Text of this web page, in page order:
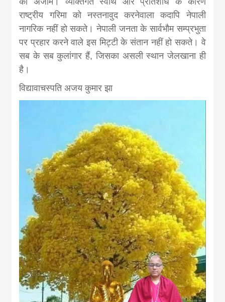
राष्ट्रीय गरिमा को नस्तनावुद करनेवाला कदापि नेपाली
नागरिक नहीं हो सकते। नेपाली जनता के सार्वभौम सम्प्रभुता
पर प्रहार करने वाले इस मिट्टी के संतान नहीं हो सकते। वे
सब के सब कुलांगार हैं, जिसका असली स्थान जेलखाना ही
है।
विद्यावाचस्पति अजय कुमार झा